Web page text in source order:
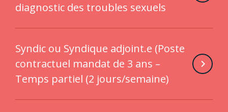
diagnostic des troubles sexuels
Syndic ou Syndique adjoint.e (Poste
contractuel mandat de 3 ans –
Temps partiel (2 jours/semaine)